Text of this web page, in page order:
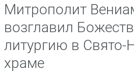
Митрополит
возглавил
литургию в Свято-
храме